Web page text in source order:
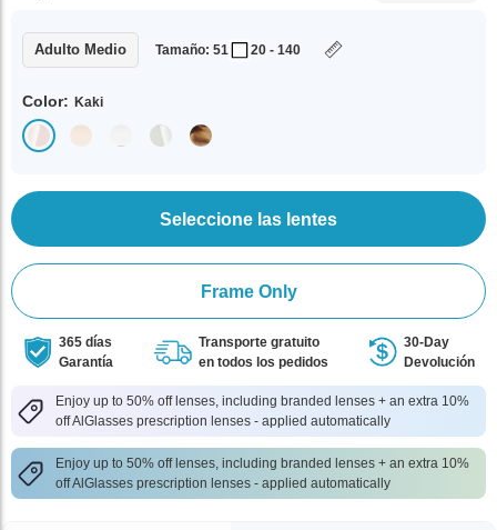
Adulto Medio Tamaño: 51 20 - 140
Color: Kaki
Seleccione las lentes
Frame Only
365 días
Garantía
Transporte gratuito
en todos los pedidos
30-Day
Devolución
Enjoy up to 50% off lenses, including branded lenses + an extra 10%
off AlGlasses prescription lenses - applied automatically
Enjoy up to 50% off lenses, including branded lenses + an extra 10%
off AlGlasses prescription lenses - applied automatically